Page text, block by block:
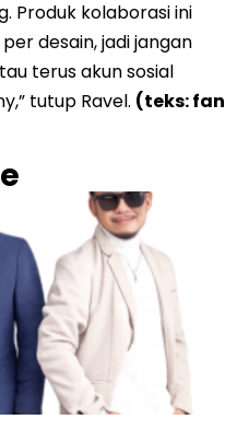
Produk kolaborasi ini
desain, jadi jangan
terus akun sosial
tutup Ravel. (teks: fan